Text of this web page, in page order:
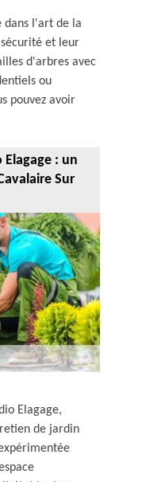
dans l'art de la
et leur
d'arbres avec
ou
pouvez avoir
: un
Sur
Elagage,
de jardin